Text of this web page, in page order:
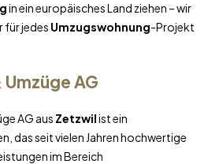
in ein europäisches Land ziehen – wir
für jedes Umzugswohnung-Projekt
AG
AG aus Zetzwilist ein
das seit vielen Jahren hochwertige
im Bereich